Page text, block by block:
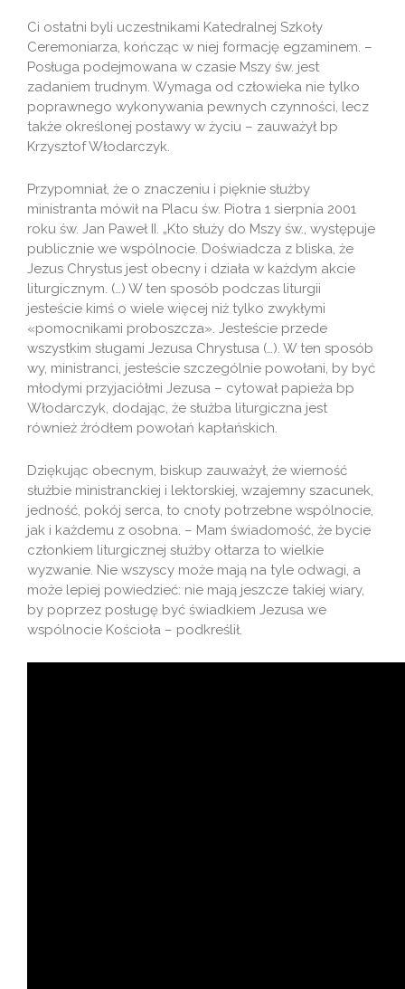
Ci ostatni byli uczestnikami Katedralnej Szkoły
Ceremoniarza, kończąc w niej formację egzaminem. –
Posługa podejmowana w czasie Mszy św. jest
zadaniem trudnym. Wymaga od człowieka nie tylko
poprawnego wykonywania pewnych czynności, lecz
także określonej postawy w życiu – zauważył bp
Krzysztof Włodarczyk.
Przypomniał, że o znaczeniu i pięknie służby
ministranta mówił na Placu św. Piotra 1 sierpnia 2001
roku św. Jan Paweł II. „Kto służy do Mszy św., występuje
publicznie we wspólnocie. Doświadcza z bliska, że
Jezus Chrystus jest obecny i działa w każdym akcie
liturgicznym. (…) W ten sposób podczas liturgii
jesteście kimś o wiele więcej niż tylko zwykłymi
«pomocnikami proboszcza». Jesteście przede
wszystkim sługami Jezusa Chrystusa (…). W ten sposób
wy, ministranci, jesteście szczególnie powołani, by być
młodymi przyjaciółmi Jezusa – cytował papieża bp
Włodarczyk, dodając, że służba liturgiczna jest
również źródłem powołań kapłańskich.
Dziękując obecnym, biskup zauważył, że wierność
służbie ministranckiej i lektorskiej, wzajemny szacunek,
jedność, pokój serca, to cnoty potrzebne wspólnocie,
jak i każdemu z osobna. – Mam świadomość, że bycie
członkiem liturgicznej służby ołtarza to wielkie
wyzwanie. Nie wszyscy może mają na tyle odwagi, a
może lepiej powiedzieć: nie mają jeszcze takiej wiary,
by poprzez posługę być świadkiem Jezusa we
wspólnocie Kościoła – podkreślił.